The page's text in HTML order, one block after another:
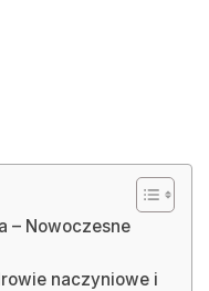
– Nowoczesne
naczyniowe i